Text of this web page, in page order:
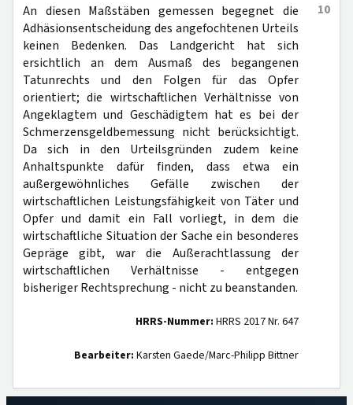
10
An diesen Maßstäben gemessen begegnet die
Adhäsionsentscheidung des angefochtenen Urteils
keinen Bedenken. Das Landgericht hat sich
ersichtlich an dem Ausmaß des begangenen
Tatunrechts und den Folgen für das Opfer
orientiert; die wirtschaftlichen Verhältnisse von
Angeklagtem und Geschädigtem hat es bei der
Schmerzensgeldbemessung nicht berücksichtigt.
Da sich in den Urteilsgründen zudem keine
Anhaltspunkte dafür finden, dass etwa ein
außergewöhnliches Gefälle zwischen der
wirtschaftlichen Leistungsfähigkeit von Täter und
Opfer und damit ein Fall vorliegt, in dem die
wirtschaftliche Situation der Sache ein besonderes
Gepräge gibt, war die Außerachtlassung der
wirtschaftlichen Verhältnisse - entgegen
bisheriger Rechtsprechung - nicht zu beanstanden.
HRRS-Nummer: HRRS 2017 Nr. 647
Bearbeiter: Karsten Gaede/Marc-Philipp Bittner